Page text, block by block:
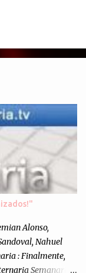
Alonso,
Nahuel
: Finalmente,
Semanario.